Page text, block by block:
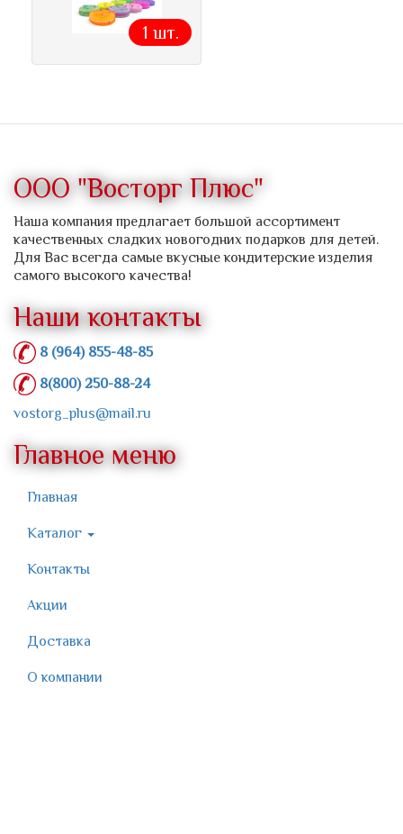
1 шт.
ООО "Восторг Плюс"
Наша компания предлагает большой ассортимент
качественных сладких новогодних подарков для детей.
Для Вас всегда самые вкусные кондитерские изделия
самого высокого качества!
Наши контакты
8 (964) 855-48-85
8(800) 250-88-24
vostorg_plus@mail.ru
Главное меню
Главная
Каталог
Контакты
Акции
Доставка
О компании